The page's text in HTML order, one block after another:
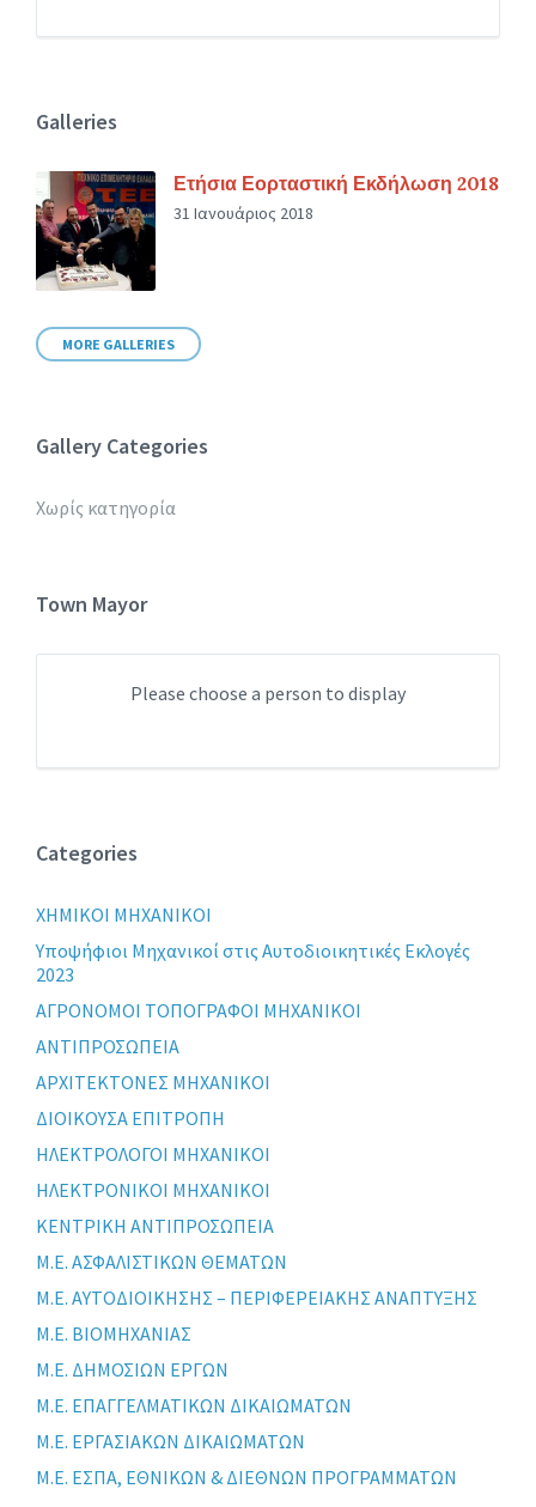
Galleries
Ετήσια Εορταστική Εκδήλωση 2018
31 Ιανουάριος 2018
MORE GALLERIES
Gallery Categories
Χωρίς κατηγορία
Town Mayor
Please choose a person to display
Categories
XHMIKOI MHXANIKOI
Yποψήφιοι Μηχανικοί στις Αυτοδιοικητικές Εκλογές
2023
ΑΓΡΟΝΟΜΟΙ ΤΟΠΟΓΡΑΦΟΙ ΜΗΧΑΝΙΚΟΙ
ΑΝΤΙΠΡΟΣΩΠΕΙΑ
ΑΡΧΙΤΕΚΤΟΝΕΣ ΜΗΧΑΝΙΚΟΙ
ΔΙΟΙΚΟΥΣΑ ΕΠΙΤΡΟΠΗ
ΗΛΕΚΤΡΟΛΟΓΟΙ ΜΗΧΑΝΙΚΟΙ
ΗΛΕΚΤΡΟΝΙΚΟΙ ΜΗΧΑΝΙΚΟΙ
ΚΕΝΤΡΙΚΗ ΑΝΤΙΠΡΟΣΩΠΕΙΑ
Μ.Ε. ΑΣΦΑΛΙΣΤΙΚΩΝ ΘΕΜΑΤΩΝ
Μ.Ε. ΑΥΤΟΔΙΟΙΚΗΣΗΣ – ΠΕΡΙΦΕΡΕΙΑΚΗΣ ΑΝΑΠΤΥΞΗΣ
Μ.Ε. ΒΙΟΜΗΧΑΝΙΑΣ
Μ.Ε. ΔΗΜΟΣΙΩΝ ΕΡΓΩΝ
Μ.Ε. ΕΠΑΓΓΕΛΜΑΤΙΚΩΝ ΔΙΚΑΙΩΜΑΤΩΝ
Μ.Ε. ΕΡΓΑΣΙΑΚΩΝ ΔΙΚΑΙΩΜΑΤΩΝ
Μ.Ε. ΕΣΠΑ, ΕΘΝΙΚΩΝ & ΔΙΕΘΝΩΝ ΠΡΟΓΡΑΜΜΑΤΩΝ